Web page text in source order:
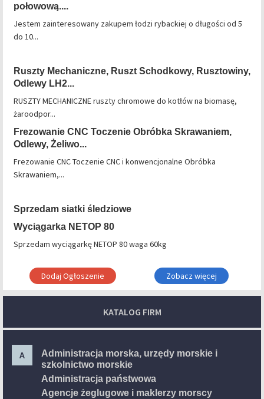
połowową....
Jestem zainteresowany zakupem łodzi rybackiej o długości od 5
do 10...
Ruszty Mechaniczne, Ruszt Schodkowy, Rusztowiny,
Odlewy LH2...
RUSZTY MECHANICZNE ruszty chromowe do kotłów na biomasę,
żaroodpor...
Frezowanie CNC Toczenie Obróbka Skrawaniem,
Odlewy, Żeliwo...
Frezowanie CNC Toczenie CNC i konwencjonalne Obróbka
Skrawaniem,...
Sprzedam siatki śledziowe
Wyciągarka NETOP 80
Sprzedam wyciągarkę NETOP 80 waga 60kg
Dodaj Ogłoszenie Zobacz więcej
KATALOG FIRM
A
Administracja morska, urzędy morskie i
szkolnictwo morskie
Administracja państwowa
Agencje żeglugowe i maklerzy morscy